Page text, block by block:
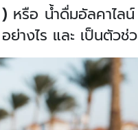
หรือ น้ำดื่มอัลคาไล
างไร และ เป็นตัว